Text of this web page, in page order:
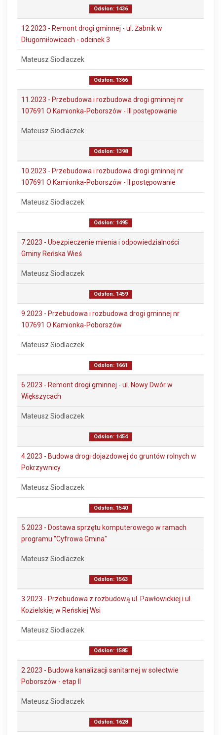
Odsłon: 1436
12.2023 - Remont drogi gminnej - ul. Żabnik w
Długomiłowicach - odcinek 3
Mateusz Siodlaczek
Odsłon: 1366
11.2023 - Przebudowa i rozbudowa drogi gminnej nr
107691 O Kamionka-Poborszów - III postępowanie
Mateusz Siodlaczek
Odsłon: 1398
10.2023 - Przebudowa i rozbudowa drogi gminnej nr
107691 O Kamionka-Poborszów - II postępowanie
Mateusz Siodlaczek
Odsłon: 1495
7.2023 - Ubezpieczenie mienia i odpowiedzialności
Gminy Reńska Wieś
Mateusz Siodlaczek
Odsłon: 1459
9.2023 - Przebudowa i rozbudowa drogi gminnej nr
107691 O Kamionka-Poborszów
Mateusz Siodlaczek
Odsłon: 1661
6.2023 - Remont drogi gminnej - ul. Nowy Dwór w
Większycach
Mateusz Siodlaczek
Odsłon: 1454
4.2023 - Budowa drogi dojazdowej do gruntów rolnych w
Pokrzywnicy
Mateusz Siodlaczek
Odsłon: 1540
5.2023 - Dostawa sprzętu komputerowego w ramach
programu "Cyfrowa Gmina"
Mateusz Siodlaczek
Odsłon: 1563
3.2023 - Przebudowa z rozbudową ul. Pawłowickiej i ul.
Kozielskiej w Reńskiej Wsi
Mateusz Siodlaczek
Odsłon: 1585
2.2023 - Budowa kanalizacji sanitarnej w sołectwie
Poborszów - etap II
Mateusz Siodlaczek
Odsłon: 1628